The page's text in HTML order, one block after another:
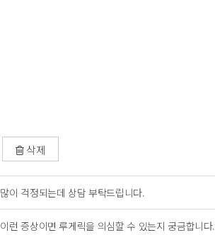
삭제
많이 걱정되는데 상담 부탁드립니다.
이런 증상이면 루게릭을 의심할 수 있는지 궁금합니다.